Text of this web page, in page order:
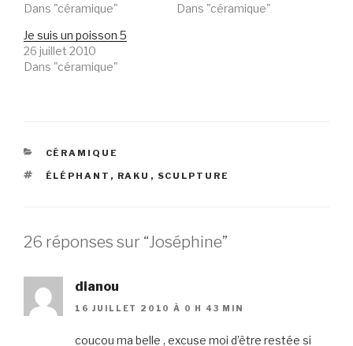
Dans "céramique"
Dans "céramique"
Je suis un poisson 5
26 juillet 2010
Dans "céramique"
CATÉGORIES
CÉRAMIQUE
ÉTIQUETTES
ÉLÉPHANT , RAKU , SCULPTURE
26 réponses sur “Joséphine”
dianou
16 JUILLET 2010 À 0 H 43 MIN
coucou ma belle , excuse moi d’être restée si